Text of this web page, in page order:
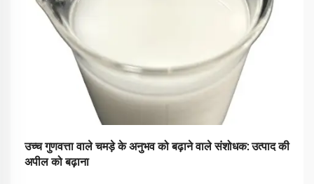
उच्च गुणवत्ता वाले चमड़े के अनुभव को बढ़ाने वाले संशोधक: उत्पाद की
अपील को बढ़ाना